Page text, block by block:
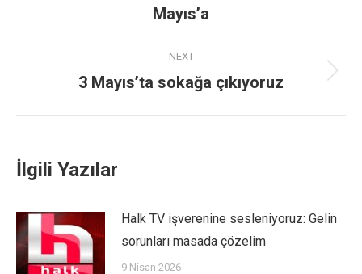
Mayıs’a
NEXT
3 Mayıs’ta sokağa çıkıyoruz
İlgili Yazılar
Halk TV işverenine sesleniyoruz: Gelin
sorunları masada çözelim
9 Nisan 2026